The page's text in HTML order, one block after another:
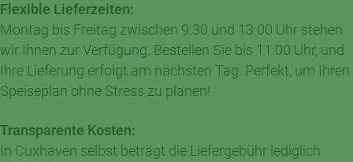
Flexible Lieferzeiten:
Montag bis Freitag zwischen 9:30 und 13:00 Uhr stehen
wir Ihnen zur Verfügung. Bestellen Sie bis 11:00 Uhr, und
Ihre Lieferung erfolgt am nächsten Tag. Perfekt, um Ihren
Speiseplan ohne Stress zu planen!
Transparente Kosten:
In Cuxhaven selbst beträgt die Liefergebühr lediglich